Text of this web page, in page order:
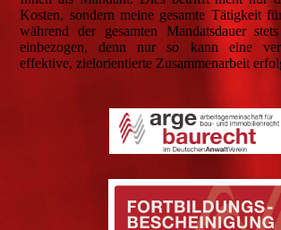
Kosten, sondern meine gesamte Tätigkeit
während der gesamten Mandatsdauer
einbezogen, denn nur so kann eine
effektive, zielorientierte Zusammenarbeit